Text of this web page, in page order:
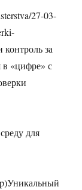
27-03-
за
в «цифре» с
для